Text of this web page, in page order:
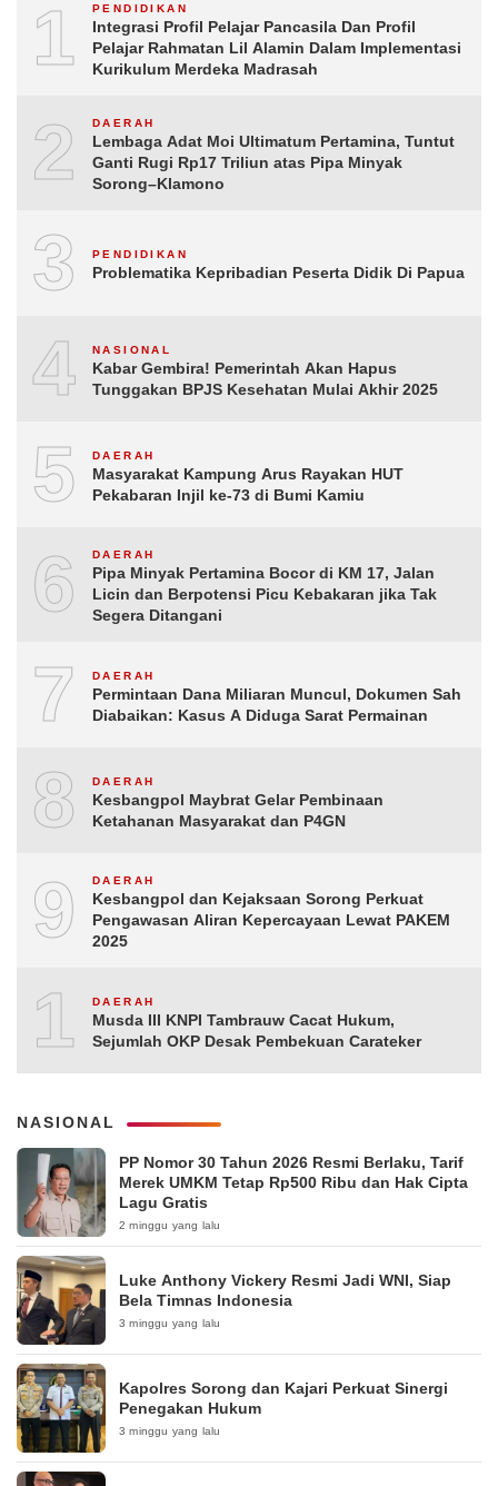
1 PENDIDIKAN
Integrasi Profil Pelajar Pancasila Dan Profil
Pelajar Rahmatan Lil Alamin Dalam Implementasi
Kurikulum Merdeka Madrasah
2 DAERAH
Lembaga Adat Moi Ultimatum Pertamina, Tuntut
Ganti Rugi Rp17 Triliun atas Pipa Minyak
Sorong–Klamono
3 PENDIDIKAN
Problematika Kepribadian Peserta Didik Di Papua
4 NASIONAL
Kabar Gembira! Pemerintah Akan Hapus
Tunggakan BPJS Kesehatan Mulai Akhir 2025
5 DAERAH
Masyarakat Kampung Arus Rayakan HUT
Pekabaran Injil ke-73 di Bumi Kamiu
6 DAERAH
Pipa Minyak Pertamina Bocor di KM 17, Jalan
Licin dan Berpotensi Picu Kebakaran jika Tak
Segera Ditangani
7 DAERAH
Permintaan Dana Miliaran Muncul, Dokumen Sah
Diabaikan: Kasus A Diduga Sarat Permainan
8 DAERAH
Kesbangpol Maybrat Gelar Pembinaan
Ketahanan Masyarakat dan P4GN
9 DAERAH
Kesbangpol dan Kejaksaan Sorong Perkuat
Pengawasan Aliran Kepercayaan Lewat PAKEM
2025
10DAERAH
Musda III KNPI Tambrauw Cacat Hukum,
Sejumlah OKP Desak Pembekuan Carateker
NASIONAL
PP Nomor 30 Tahun 2026 Resmi Berlaku, Tarif
Merek UMKM Tetap Rp500 Ribu dan Hak Cipta
Lagu Gratis
2 minggu yang lalu
Luke Anthony Vickery Resmi Jadi WNI, Siap
Bela Timnas Indonesia
3 minggu yang lalu
Kapolres Sorong dan Kajari Perkuat Sinergi
Penegakan Hukum
3 minggu yang lalu